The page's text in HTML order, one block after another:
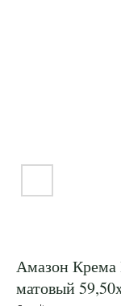
Амазон Крема
матовый